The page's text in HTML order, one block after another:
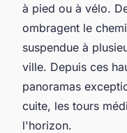
à pied ou à vélo.
ombragent le
suspendue à
ville. Depuis ces
panoramas
cuite, les tours
l'horizon.